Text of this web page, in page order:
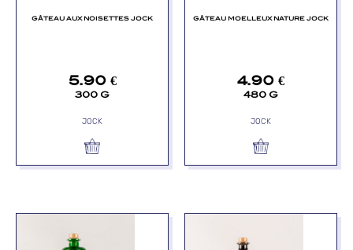
GÂTEAU AUX NOISETTES JOCK
5.90 €
300 G
JOCK
GÂTEAU MOELLEUX NATURE JOCK
4.90 €
480 G
JOCK